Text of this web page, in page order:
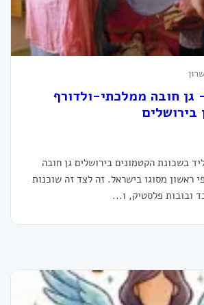
גן חובה ממלכתי-ולדורף
בירושלים
בשכונת הקטמונים בירושלים גן חובה
ראשון מסוגו בישראל. זה לצד זה שוכנות
ובובות פלסטיק, ו...